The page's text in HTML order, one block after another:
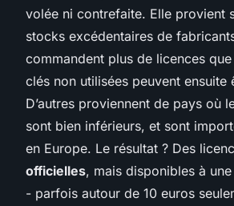
volée ni contrefaite. Elle provient
stocks excédentaires de
commandent plus de licences
clés non utilisées peuvent ensuite
D’autres proviennent de pays où
sont bien inférieurs, et sont
en Europe. Le résultat ? Des
officielles, mais disponibles à
- parfois autour de 10 euros